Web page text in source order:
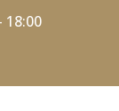
18:00